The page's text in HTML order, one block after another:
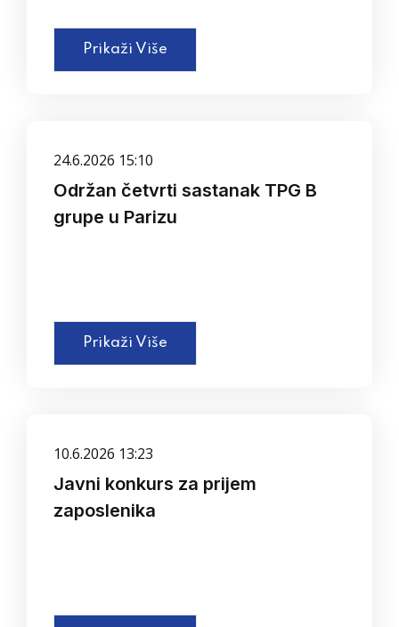
Prikaži Više
24.6.2026 15:10
Održan četvrti sastanak TPG B
grupe u Parizu
Prikaži Više
10.6.2026 13:23
Javni konkurs za prijem
zaposlenika